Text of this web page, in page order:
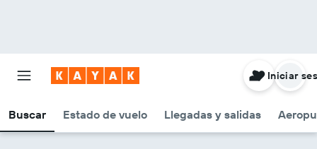
Buscar Estado de vuelo Llegadas y salidas
Iniciar